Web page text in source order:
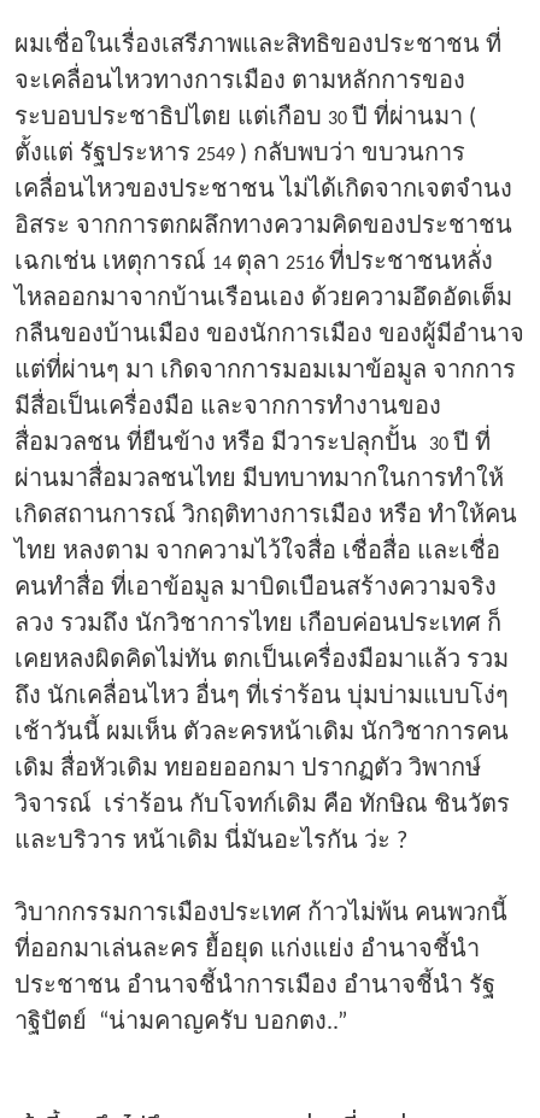
ผมเชื่อในเรื่องเสรีภาพและสิทธิของประชาชน ที่
จะเคลื่อนไหวทางการเมือง ตามหลักการของ
ระบอบประชาธิปไตย แต่เกือบ 30 ปี ที่ผ่านมา (
ตั้งแต่ รัฐประหาร 2549 ) กลับพบว่า ขบวนการ
เคลื่อนไหวของประชาชน ไม่ได้เกิดจากเจตจำนง
อิสระ จากการตกผลึกทางความคิดของประชาชน
เฉกเช่น เหตุการณ์ 14 ตุลา 2516 ที่ประชาชนหลั่ง
ไหลออกมาจากบ้านเรือนเอง ด้วยความอึดอัดเต็ม
กลืนของบ้านเมือง ของนักการเมือง ของผู้มีอำนาจ
แต่ที่ผ่านๆ มา เกิดจากการมอมเมาข้อมูล จากการ
มีสื่อเป็นเครื่องมือ และจากการทำงานของ
สื่อมวลชน ที่ยืนข้าง หรือ มีวาระปลุกปั้น
30 ปี ที่
ผ่านมาสื่อมวลชนไทย มีบทบาทมากในการทำให้
เกิดสถานการณ์ วิกฤติทางการเมือง หรือ ทำให้คน
ไทย หลงตาม จากความไว้ใจสื่อ เชื่อสื่อ และเชื่อ
คนทำสื่อ ที่เอาข้อมูล มาบิดเบือนสร้างความจริง
ลวง รวมถึง นักวิชาการไทย เกือบค่อนประเทศ ก็
เคยหลงผิดคิดไม่ทัน ตกเป็นเครื่องมือมาแล้ว รวม
ถึง นักเคลื่อนไหว อื่นๆ ที่เร่าร้อน บุ่มบ่ามแบบโง่ๆ
เช้าวันนี้ ผมเห็น ตัวละครหน้าเดิม นักวิชาการคน
เดิม สื่อหัวเดิม ทยอยออกมา ปรากฏตัว วิพากษ์
วิจารณ์ เร่าร้อน กับโจทก์เดิม คือ ทักษิณ ชินวัตร
และบริวาร หน้าเดิม นี่มันอะไรกัน ว่ะ ?
วิบากกรรมการเมืองประเทศ ก้าวไม่พ้น คนพวกนี้
ที่ออกมาเล่นละคร ยื้อยุด แก่งแย่ง อำนาจชี้นำ
ประชาชน อำนาจชี้นำการเมือง อำนาจชี้นำ รัฐ
าฐิปัตย์ “น่ามคาญครับ บอกตง..”